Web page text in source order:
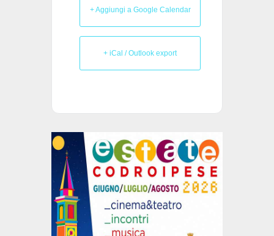
+ Aggiungi a Google Calendar
+ iCal / Outlook export